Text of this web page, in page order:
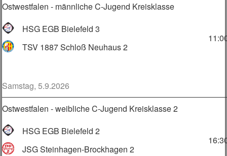
Ostwestfalen - männliche C-Jugend Kreisklasse
HSG EGB Bielefeld 3
TSV 1887 Schloß Neuhaus 2
Samstag, 5.9.2026
Ostwestfalen - weibliche C-Jugend Kreisklasse 2
HSG EGB Bielefeld 2
JSG Steinhagen-Brockhagen 2